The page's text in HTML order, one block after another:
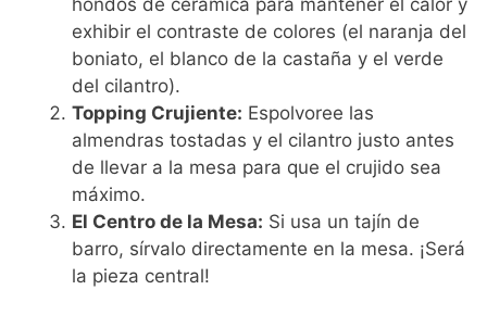
hondos de cerámica para mantener el calor y
exhibir el contraste de colores (el naranja del
boniato, el blanco de la castaña y el verde
del cilantro).
Topping Crujiente: Espolvoree las
almendras tostadas y el cilantro justo antes
de llevar a la mesa para que el crujido sea
máximo.
El Centro de la Mesa: Si usa un tajín de
barro, sírvalo directamente en la mesa. ¡Será
la pieza central!